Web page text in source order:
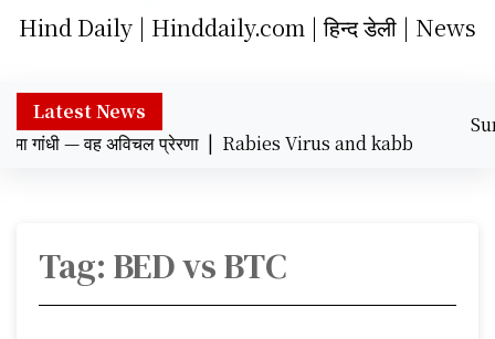
Hind Daily | Hinddaily.com | हिन्द डेली | News
Latest News
गांधी — वह अविचल प्रेरणा | Rabies Virus and kabbadi khiladi :
Tag: BED vs BTC